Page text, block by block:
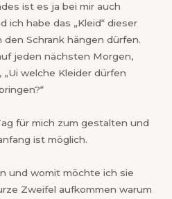
ist es ja bei mir auch
ich habe das „Kleid“ dieser
Schrank hängen dürfen.
jeden nächsten Morgen,
welche Kleider dürfen
für mich zum gestalten und
ist möglich.
und womit möchte ich sie
Zweifel aufkommen warum